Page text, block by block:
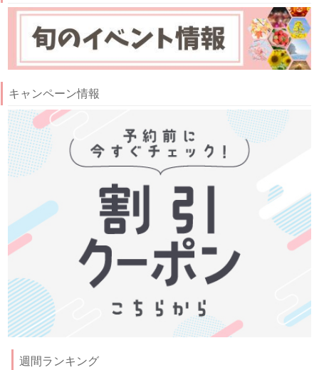
キャンペーン情報
週間ランキング